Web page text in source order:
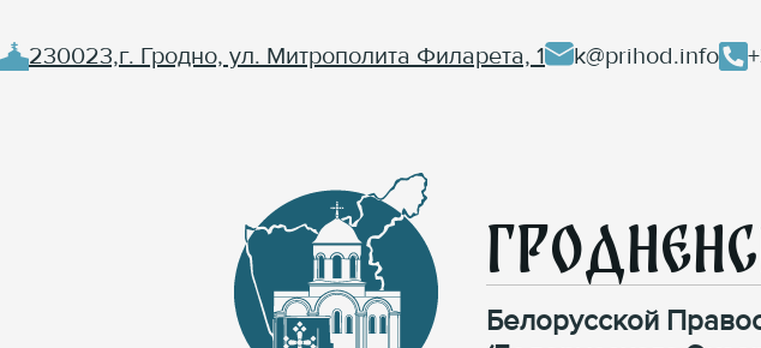
230023,г. Гродно, ул. Митрополита Филарета, 1 k@prihod.info
Белорусской